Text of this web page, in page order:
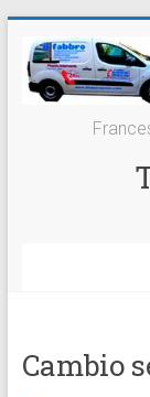
contenuto
Cambio